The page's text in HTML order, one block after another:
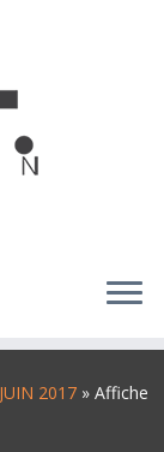
2017 » Affiche